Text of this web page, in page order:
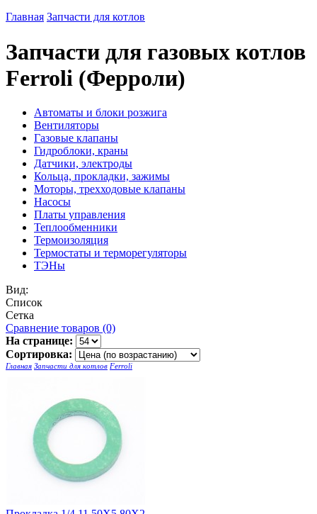
Главная Запчасти для котлов
Запчасти для газовых котлов
Ferroli (Ферроли)
Автоматы и блоки розжига
Вентиляторы
Газовые клапаны
Гидроблоки, краны
Датчики, электроды
Кольца, прокладки, зажимы
Моторы, трехходовые клапаны
Насосы
Платы управления
Теплообменники
Термоизоляция
Термостаты и терморегуляторы
ТЭНы
Вид:
Список
Сетка
Сравнение товаров (0)
На странице:
Сортировка:
Главная Запчасти для котлов Ferroli